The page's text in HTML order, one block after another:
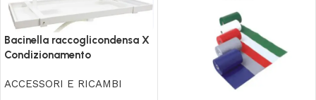
Bacinella raccoglicondensa X
Condizionamento
ACCESSORI E RICAMBI